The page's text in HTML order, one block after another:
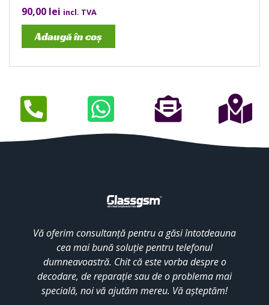
90,00 lei incl. TVA
Adaugă în coș
Vă oferim consultanță pentru a găsi întotdeauna
cea mai bună soluție pentru telefonul
dumneavoastră. Chit că este vorba despre o
decodare, de reparație sau de o problema mai
specială, noi vă ajutăm mereu. Vă așteptăm!